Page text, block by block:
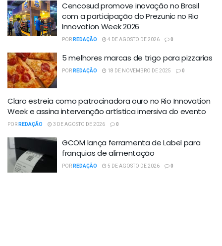
Cencosud promove inovação no Brasil
com a participação do Prezunic no Rio
Innovation Week 2026
PORREDAÇÃO 4 DE AGOSTO DE 2026 0
5 melhores marcas de trigo para pizzarias
PORREDAÇÃO 18 DE NOVEMBRO DE 2025 0
Claro estreia como patrocinadora ouro no Rio Innovation
Week e assina intervenção artística imersiva do evento
PORREDAÇÃO 3 DE AGOSTO DE 2026 0
GCOM lança ferramenta de Label para
franquias de alimentação
PORREDAÇÃO 5 DE AGOSTO DE 2026 0